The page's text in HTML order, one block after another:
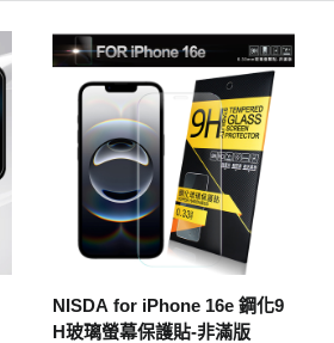
NISDA for iPhone 16e 鋼化9
H玻璃螢幕保護貼-非滿版